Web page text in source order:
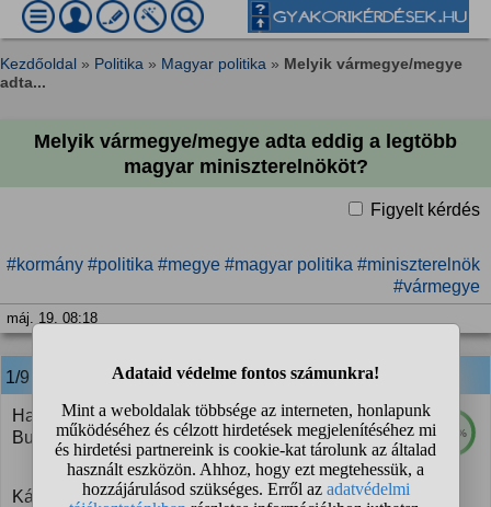
Kezdőoldal » Politika » Magyar politika » Melyik vármegye/megye
adta...
Melyik vármegye/megye adta eddig a legtöbb
magyar miniszterelnököt?
Figyelt kérdés
#kormány #politika #megye #magyar politika #miniszterelnök
#vármegye
máj. 19. 08:18
1/9 válasza:
100%
Ha Budapestet nem számítjuk ide (mert amúgy
Budapest a befutó), akkor Pest
Károlyi Mihály — Fót